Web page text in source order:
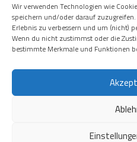
Wir verwenden Technologien wie
speichern und/oder darauf
Erlebnis zu verbessern und um (nicht)
Wenn du nicht zustimmst oder die
bestimmte Merkmale und Funktionen